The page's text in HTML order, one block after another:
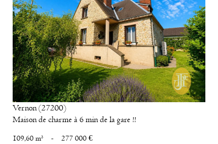
voir le bien
Vernon (27200)
Maison de charme à 6 min de la gare !!
109,60 m² - 277 000 €